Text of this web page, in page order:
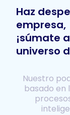
Haz
empresa,
¡súmate
universo
Nuestro
basado en